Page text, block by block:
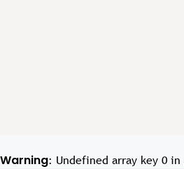
Warning: Undefined array key 0 in